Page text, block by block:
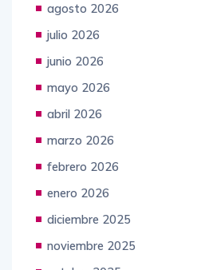
agosto 2026
julio 2026
junio 2026
mayo 2026
abril 2026
marzo 2026
febrero 2026
enero 2026
diciembre 2025
noviembre 2025